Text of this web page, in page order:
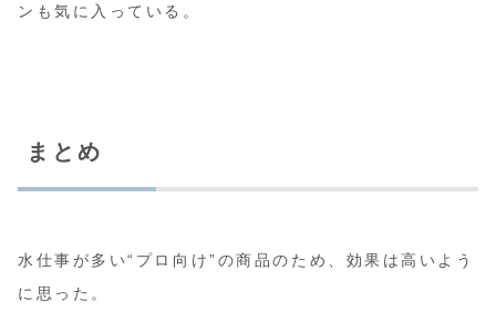
ンも気に入っている。
まとめ
水仕事が多い“プロ向け”の商品のため、効果は高いよう
に思った。